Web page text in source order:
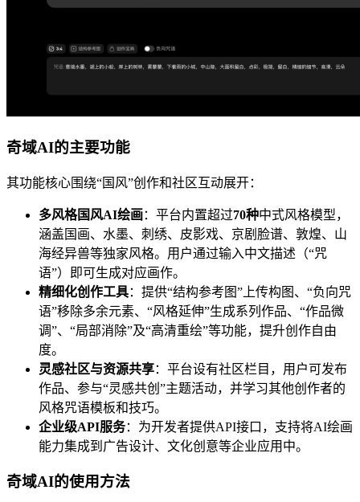
奇域AI的主要功能
其功能核心围绕“国风”创作和社区互动展开：
多风格国风AI绘画：平台内置超过70种中式风格模型，
涵盖国画、水墨、刺绣、皮影戏、京剧脸谱、敦煌、山
海经异兽等独家风格。用户通过输入中文描述（“咒
语”）即可生成对应画作。
精细化创作工具：提供“结构参考图”上传构图、“负向咒
语”移除多余元素、“风格延伸”生成系列作品、“作品微
调”、“局部消除”及“高清重绘”等功能，提升创作自由
度。
灵感社区与资源共享：平台设有社区栏目，用户可发布
作品、参与“灵感共创”主题活动，并学习其他创作者的
风格咒语模板和技巧。
企业级API服务：为开发者提供API接口，支持将AI绘画
能力集成到广告设计、文化创意等企业应用中。
奇域AI的使用方法